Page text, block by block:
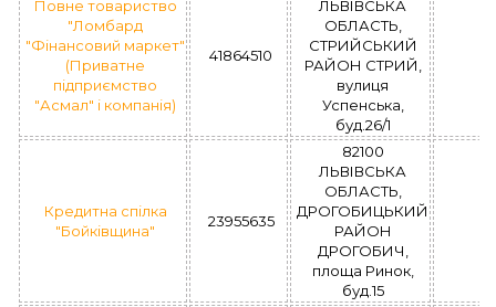
Повне товариство
"Ломбард
"Фінансовий маркет"
(Приватне
підприємство
"Асмал" і компанія)
41864510
ЛЬВІВСЬКА
ОБЛАСТЬ,
СТРИЙСЬКИЙ
РАЙОН СТРИЙ,
вулиця
Успенська,
буд.26/1
Кредитна спілка
"Бойківщина"
23955635
82100
ЛЬВІВСЬКА
ОБЛАСТЬ,
ДРОГОБИЦЬКИЙ
РАЙОН
ДРОГОБИЧ,
площа Ринок,
буд.15